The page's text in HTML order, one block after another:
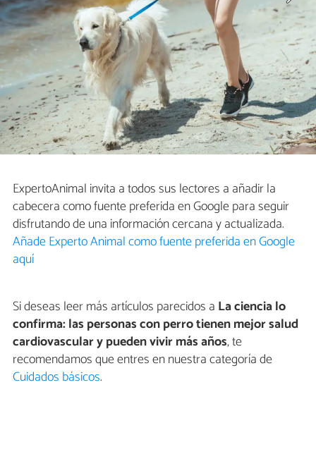
ExpertoAnimal invita a todos sus lectores a añadir la
cabecera como fuente preferida en Google para seguir
disfrutando de una información cercana y actualizada.
Añade Experto Animal como fuente preferida en Google
aquí
Si deseas leer más artículos parecidos a La ciencia lo
confirma: las personas con perro tienen mejor salud
cardiovascular y pueden vivir más años, te
recomendamos que entres en nuestra categoría de
Cuidados básicos.